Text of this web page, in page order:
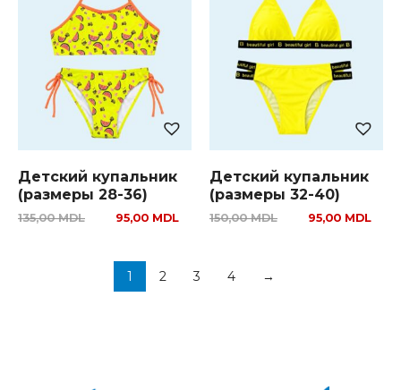
Детский купальник
(размеры 28-36)
135,00MDL 95,00 MDL
Детский купальник
(размеры 32-40)
150,00MDL 95,00 MDL
1 2 3 4 →